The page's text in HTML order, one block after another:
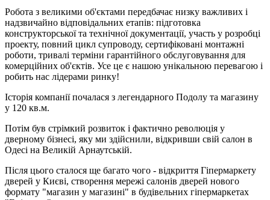
Робота з великими об'єктами передбачає низку важливих і
надзвичайно відповідальних етапів: підготовка
конструкторської та технічної документації, участь у розробці
проекту, повний цикл супроводу, сертифіковані монтажні
роботи, тривалі терміни гарантійного обслуговування для
комерційних об'єктів. Усе це є нашою унікальною перевагою і
робить нас лідерами ринку!
Історія компанії почалася з легендарного Подолу та магазину
у 120 кв.м.
Потім був стрімкий розвиток і фактично революція у
дверному бізнесі, яку ми здійснили, відкривши свій салон в
Одесі на Великій Арнаутській.
Після цього сталося ще багато чого - відкриття Гіпермаркету
дверей у Києві, створення мережі салонів дверей нового
формату "магазин у магазині" в будівельних гіпермаркетах